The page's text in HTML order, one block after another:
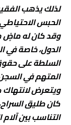
لذلك يذهب
الحبس
وقد كان له
الدول، خاصة في
السلطة على
المتهم في
ويتعرض لانتهاك
كان طليق
التناسب بين